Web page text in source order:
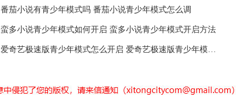
番茄小说有青少年模式吗 番茄小说青少年模式怎么调
蛮多小说青少年模式如何开启 蛮多小说青少年模式开启方法
爱奇艺极速版青少年模式怎么开启 爱奇艺极速版青少年模式开启方法